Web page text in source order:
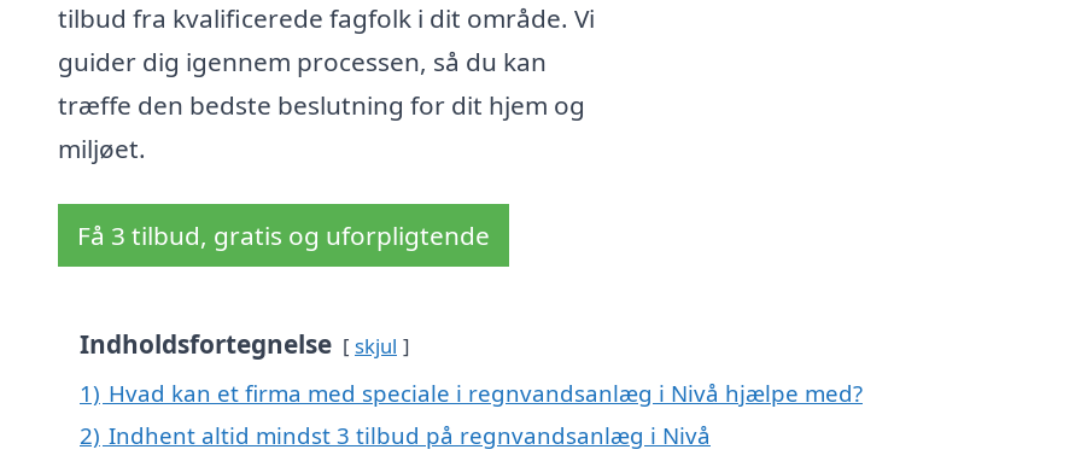
tilbud fra kvalificerede fagfolk i dit område. Vi
guider dig igennem processen, så du kan
træffe den bedste beslutning for dit hjem og
miljøet.
Få 3 tilbud, gratis og uforpligtende
Indholdsfortegnelse skjul
1) Hvad kan et firma med speciale i regnvandsanlæg i Nivå hjælpe med?
2) Indhent altid mindst 3 tilbud på regnvandsanlæg i Nivå